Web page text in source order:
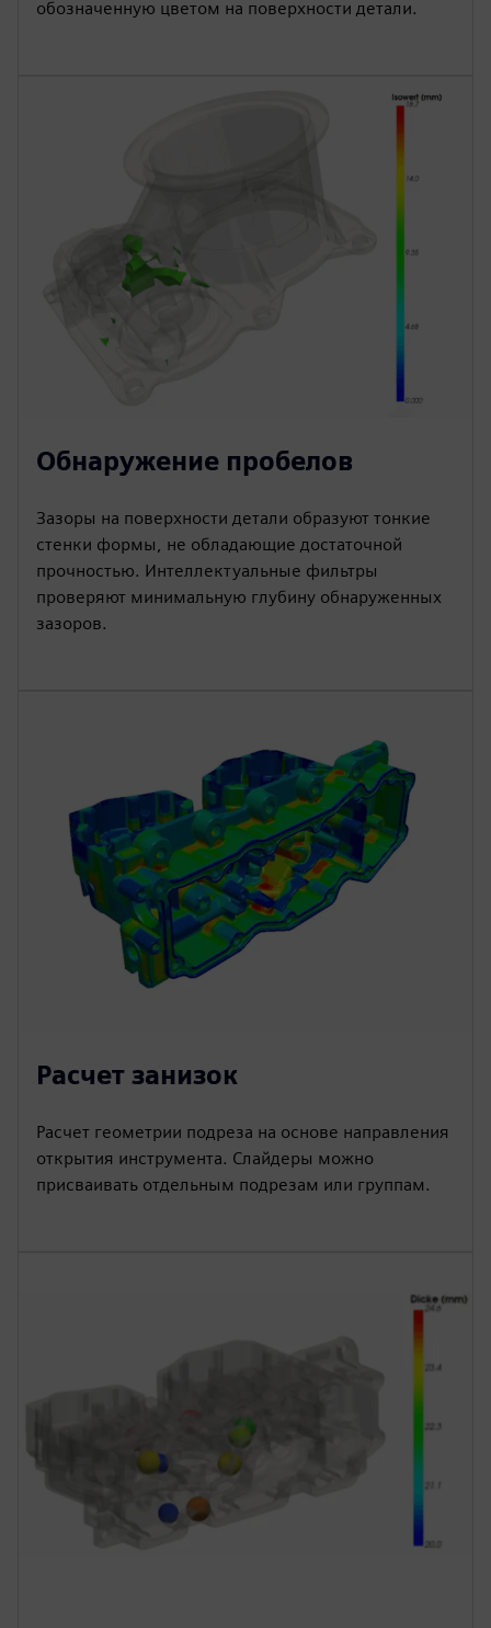
обозначенную цветом на поверхности детали.
Обнаружение пробелов
Зазоры на поверхности детали образуют тонкие
стенки формы, не обладающие достаточной
прочностью. Интеллектуальные фильтры
проверяют минимальную глубину обнаруженных
зазоров.
Расчет занизок
Расчет геометрии подреза на основе направления
открытия инструмента. Слайдеры можно
присваивать отдельным подрезам или группам.